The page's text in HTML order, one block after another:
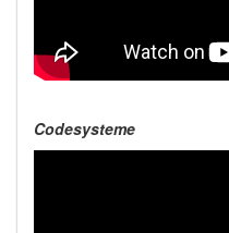
Codesysteme